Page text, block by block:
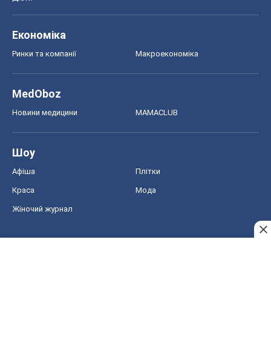
Економіка
Ринки та компанії Макроекономіка
MedOboz
Новини медицини MAMACLUB
Шоу
Афіша Плітки
Краса Мода
Жіночий журнал